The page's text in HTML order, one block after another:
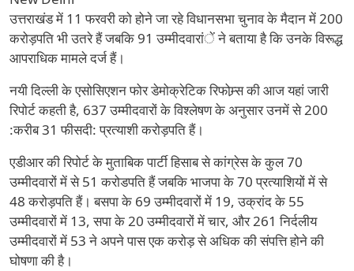
उत्तराखंड में 11 फरवरी को होने जा रहे विधानसभा चुनाव के मैदान में 200
करोड़पति भी उतरे हैं जबकि 91 उम्मीदवारांें ने बताया है कि उनके विरूद्ध
आपराधिक मामले दर्ज हैं।
नयी दिल्ली के एसोसिएशन फोर डेमोक्रेटिक रिफोम्र्स की आज यहां जारी
रिपोर्ट कहती है, 637 उम्मीदवारों के विश्लेषण के अनुसार उनमें से 200
:करीब 31 फीसदी: प्रत्याशी करोड़पति हैं।
एडीआर की रिपोर्ट के मुताबिक पार्टी हिसाब से कांग्रेस के कुल 70
उम्मीदवारों में से 51 करोडपति हैं जबकि भाजपा के 70 प्रत्याशियों में से
48 करोड़पति हैं। बसपा के 69 उम्मीदवारों में 19, उक्रांद के 55
उम्मीदवारों में 13, सपा के 20 उम्मीदवारों में चार, और 261 निर्दलीय
उम्मीदवारों में 53 ने अपने पास एक करोड़ से अधिक की संपत्ति होने की
घोषणा की है।